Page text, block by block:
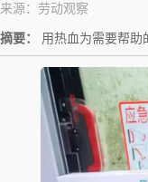
来源：劳动观察
摘要： 用热血为需要帮助